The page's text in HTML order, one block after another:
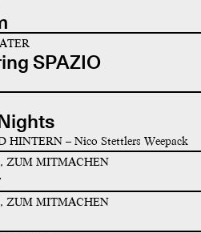
SPAZIO
HINTERN – Nico Stettlers Weepack
ZUM MITMACHEN
ZUM MITMACHEN